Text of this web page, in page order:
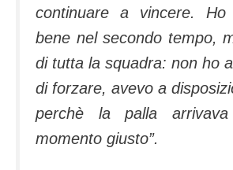
continuare a vincere.
bene nel secondo tempo,
di tutta la squadra: non ho
di forzare, avevo a
perchè la palla
momento giusto”.